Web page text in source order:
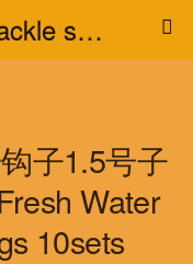
Jiggle lure fishing tackle supplier
子1.5号子
Water
10sets